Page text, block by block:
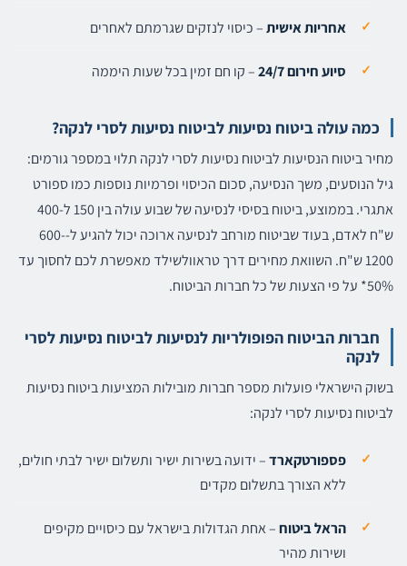
אחריות אישית– כיסוי לנזקים שגרמתם לאחרים
סיוע חירום 24/7 – קו חם זמין בכל שעות היממה
כמה עולה ביטוח נסיעות לביטוח נסיעות לסרי לנקה?
מחיר ביטוח הנסיעות לביטוח נסיעות לסרי לנקה תלוי במספר גורמים:
גיל הנוסעים, משך הנסיעה, סכום הכיסוי ופרמיות נוספות כמו ספורט
אתגרי. בממוצע, ביטוח בסיסי לנסיעה של שבוע עולה בין 150 ל-400
ש"ח לאדם, בעוד שביטוח מורחב לנסיעה ארוכה יכול להגיע ל-600-
1200 ש"ח. השוואת מחירים דרך טראוולשילד מאפשרת לכם לחסוך עד
50%* על פי הצעות של כל חברות הביטוח.
חברות הביטוח הפופולריות לנסיעות לביטוח נסיעות לסרי
לנקה
בשוק הישראלי פועלות מספר חברות מובילות המציעות ביטוח נסיעות
לביטוח נסיעות לסרי לנקה:
פספורטקארד– ידועה בשירות ישיר ותשלום ישיר לבתי חולים,
ללא הצורך בתשלום מקדים
הראל ביטוח– אחת הגדולות בישראל עם כיסויים מקיפים
ושירות מהיר